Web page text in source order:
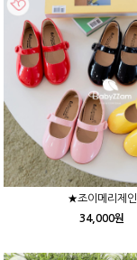
★조이메리제인
34,000원